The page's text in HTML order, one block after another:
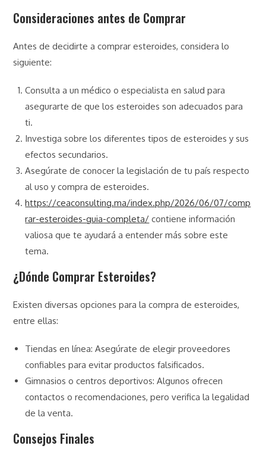
Consideraciones antes de Comprar
Antes de decidirte a comprar esteroides, considera lo
siguiente:
Consulta a un médico o especialista en salud para
asegurarte de que los esteroides son adecuados para
ti.
Investiga sobre los diferentes tipos de esteroides y sus
efectos secundarios.
Asegúrate de conocer la legislación de tu país respecto
al uso y compra de esteroides.
https://ceaconsulting.ma/index.php/2026/06/07/comp
rar-esteroides-guia-completa/ contiene información
valiosa que te ayudará a entender más sobre este
tema.
¿Dónde Comprar Esteroides?
Existen diversas opciones para la compra de esteroides,
entre ellas:
Tiendas en línea: Asegúrate de elegir proveedores
confiables para evitar productos falsificados.
Gimnasios o centros deportivos: Algunos ofrecen
contactos o recomendaciones, pero verifica la legalidad
de la venta.
Consejos Finales